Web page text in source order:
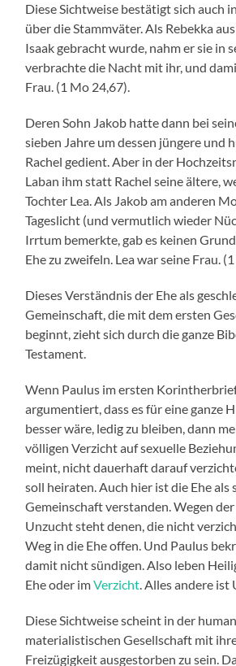
Diese Sichtweise bestätigt sich auch
über die Stammväter. Als Rebekka
Isaak gebracht wurde, nahm er sie in
verbrachte die Nacht mit ihr, und
Frau. (1 Mo 24,67).
Deren Sohn Jakob hatte dann bei
sieben Jahre um dessen jüngere und
Rachel gedient. Aber in der
Laban ihm statt Rachel seine ältere,
Tochter Lea. Als Jakob am anderen
Tageslicht (und vermutlich wieder
Irrtum bemerkte, gab es keinen
Ehe zu zweifeln. Lea war seine Frau.
Dieses Verständnis der Ehe als
Gemeinschaft, die mit dem ersten
beginnt, zieht sich durch die ganze
Testament.
Wenn Paulus im ersten
argumentiert, dass es für eine ganze
besser wäre, ledig zu bleiben, dann
völligen Verzicht auf sexuelle
meint, nicht dauerhaft darauf
soll heiraten. Auch hier ist die Ehe als
Gemeinschaft verstanden. Wegen
Unzucht steht denen, die nicht
Weg in die Ehe offen. Und Paulus
damit nicht sündigen. Also leben
Ehe oder imVerzicht. Alles andere ist
Diese Sichtweise scheint in der
materialistischen Gesellschaft mit
Freizügigkeit ausgestorben zu sein.